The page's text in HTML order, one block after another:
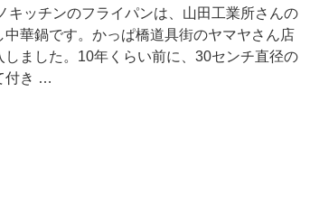
キッチンのフライパンは、山田工業所さんの
中華鍋です。かっぱ橋道具街のヤマヤさん店
しました。10年くらい前に、30センチ直径の
付き …